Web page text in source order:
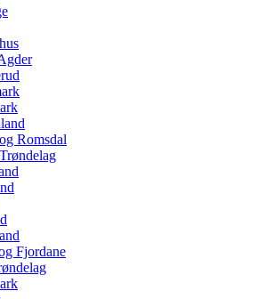
Romsdal
Fjordane